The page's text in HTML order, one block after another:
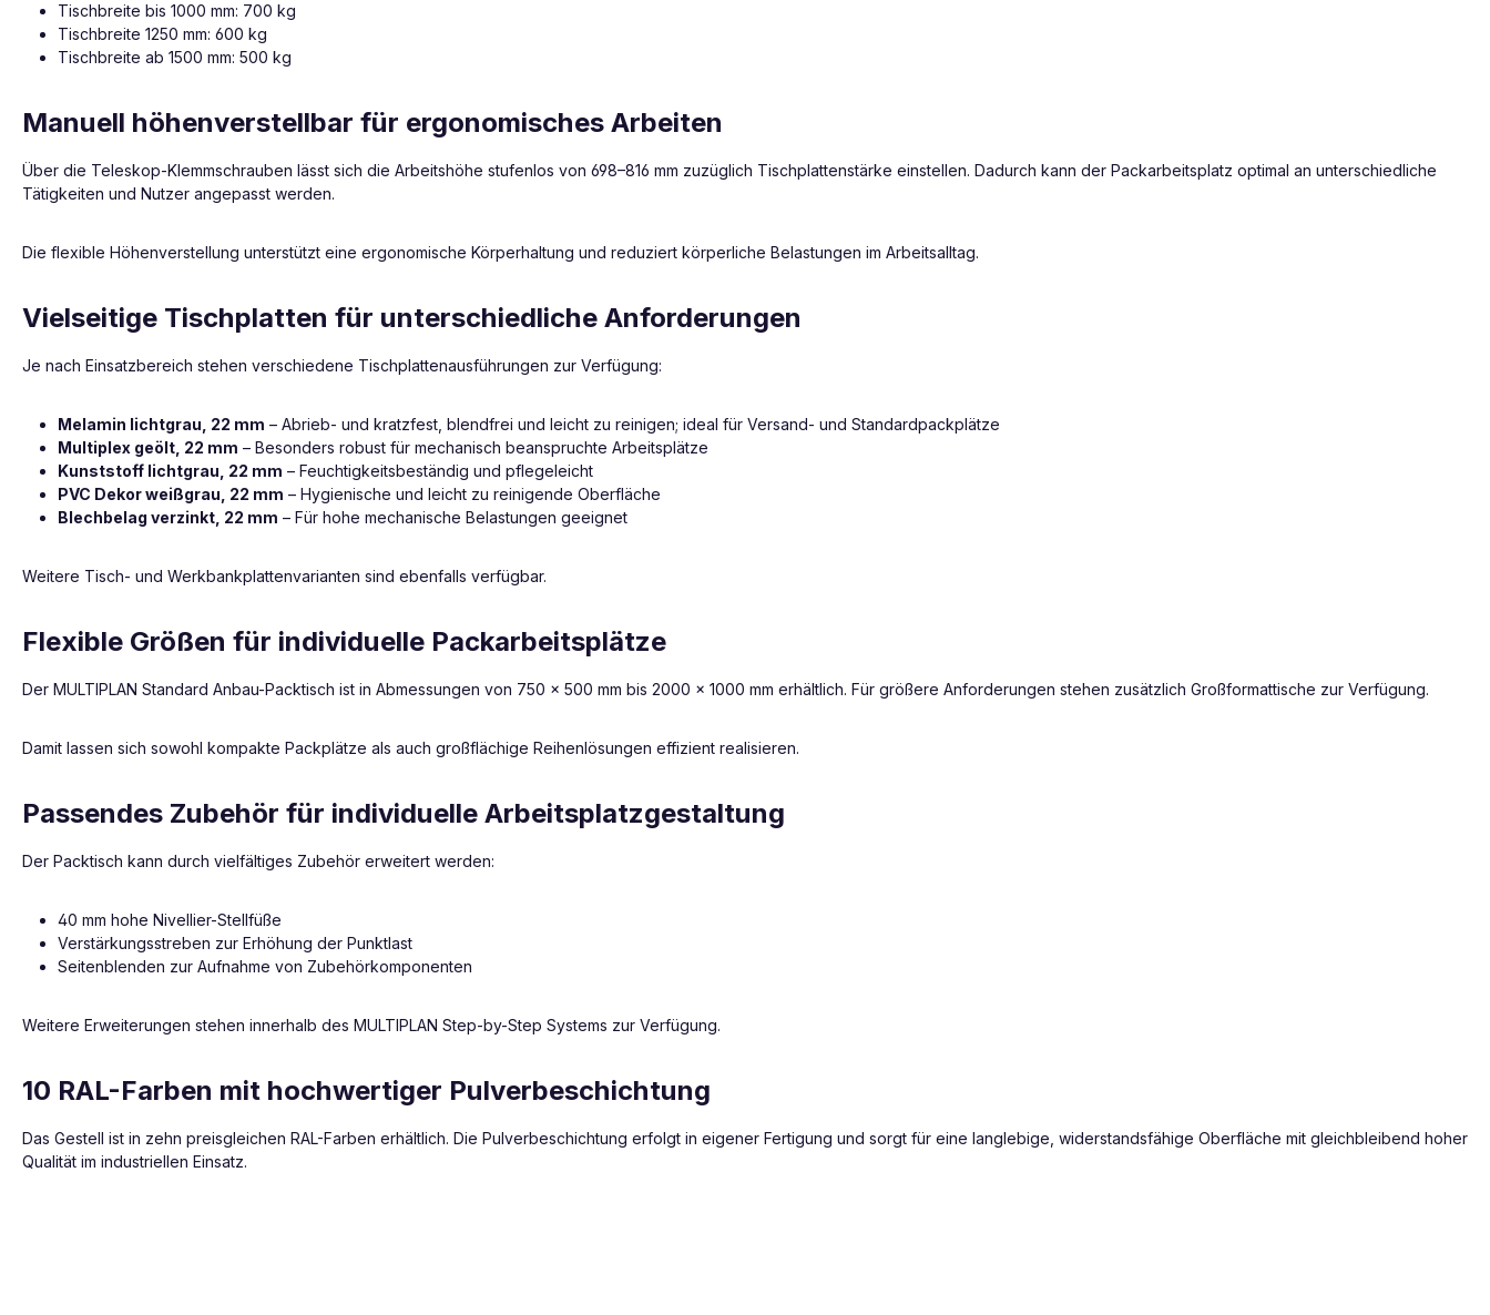
Tischbreite bis 1000 mm: 700 kg
Tischbreite 1250 mm: 600 kg
Tischbreite ab 1500 mm: 500 kg
Manuell höhenverstellbar für ergonomisches Arbeiten
Über die Teleskop-Klemmschrauben lässt sich die Arbeitshöhe stufenlos von 698–816 mm zuzüglich Tischplattenstärke einstellen. Dadurch kann der Packarbeitsplatz optimal an unterschiedliche
Tätigkeiten und Nutzer angepasst werden.
Die flexible Höhenverstellung unterstützt eine ergonomische Körperhaltung und reduziert körperliche Belastungen im Arbeitsalltag.
Vielseitige Tischplatten für unterschiedliche Anforderungen
Je nach Einsatzbereich stehen verschiedene Tischplattenausführungen zur Verfügung:
Melamin lichtgrau, 22 mm – Abrieb- und kratzfest, blendfrei und leicht zu reinigen; ideal für Versand- und Standardpackplätze
Multiplex geölt, 22 mm – Besonders robust für mechanisch beanspruchte Arbeitsplätze
Kunststoff lichtgrau, 22 mm – Feuchtigkeitsbeständig und pflegeleicht
PVC Dekor weißgrau, 22 mm – Hygienische und leicht zu reinigende Oberfläche
Blechbelag verzinkt, 22 mm – Für hohe mechanische Belastungen geeignet
Weitere Tisch- und Werkbankplattenvarianten sind ebenfalls verfügbar.
Flexible Größen für individuelle Packarbeitsplätze
Der MULTIPLAN Standard Anbau-Packtisch ist in Abmessungen von 750 × 500 mm bis 2000 × 1000 mm erhältlich. Für größere Anforderungen stehen zusätzlich Großformattische zur Verfügung.
Damit lassen sich sowohl kompakte Packplätze als auch großflächige Reihenlösungen effizient realisieren.
Passendes Zubehör für individuelle Arbeitsplatzgestaltung
Der Packtisch kann durch vielfältiges Zubehör erweitert werden:
40 mm hohe Nivellier-Stellfüße
Verstärkungsstreben zur Erhöhung der Punktlast
Seitenblenden zur Aufnahme von Zubehörkomponenten
Weitere Erweiterungen stehen innerhalb des MULTIPLAN Step-by-Step Systems zur Verfügung.
10 RAL-Farben mit hochwertiger Pulverbeschichtung
Das Gestell ist in zehn preisgleichen RAL-Farben erhältlich. Die Pulverbeschichtung erfolgt in eigener Fertigung und sorgt für eine langlebige, widerstandsfähige Oberfläche mit gleichbleibend hoher
Qualität im industriellen Einsatz.